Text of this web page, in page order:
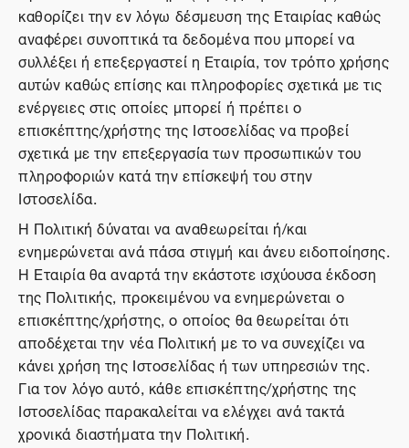
καθορίζει την εν λόγω δέσμευση της Εταιρίας καθώς
αναφέρει συνοπτικά τα δεδομένα που μπορεί να
συλλέξει ή επεξεργαστεί η Εταιρία, τον τρόπο χρήσης
αυτών καθώς επίσης και πληροφορίες σχετικά με τις
ενέργειες στις οποίες μπορεί ή πρέπει ο
επισκέπτης/χρήστης της Ιστοσελίδας να προβεί
σχετικά με την επεξεργασία των προσωπικών του
πληροφοριών κατά την επίσκεψή του στην
Ιστοσελίδα.
Η Πολιτική δύναται να αναθεωρείται ή/και
ενημερώνεται ανά πάσα στιγμή και άνευ ειδοποίησης.
Η Εταιρία θα αναρτά την εκάστοτε ισχύουσα έκδοση
της Πολιτικής, προκειμένου να ενημερώνεται ο
επισκέπτης/χρήστης, ο οποίος θα θεωρείται ότι
αποδέχεται την νέα Πολιτική με το να συνεχίζει να
κάνει χρήση της Ιστοσελίδας ή των υπηρεσιών της.
Για τον λόγο αυτό, κάθε επισκέπτης/χρήστης της
Ιστοσελίδας παρακαλείται να ελέγχει ανά τακτά
χρονικά διαστήματα την Πολιτική.